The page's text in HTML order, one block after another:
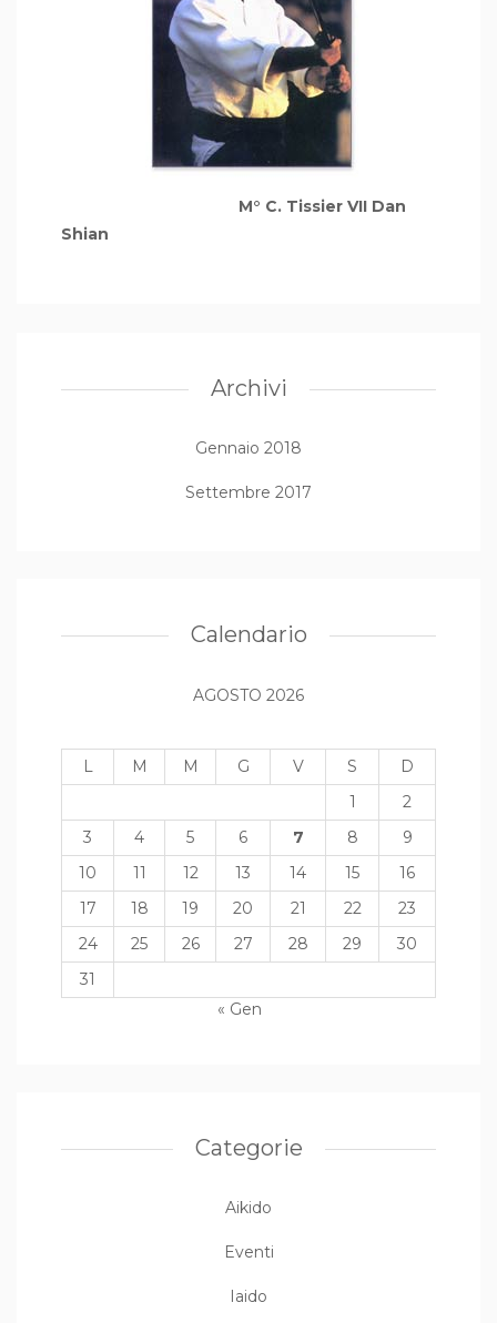
M° C. Tissier VII Dan
Shian
Archivi
Gennaio 2018
Settembre 2017
Calendario
AGOSTO 2026
L M M G V S
D
1
2
3
4 5 6 7 8
9
10
11 12 13 14 15
16
17
18 19 20 21 22
23
24
25 26 27 28 29
30
31
« Gen
Categorie
Aikido
Eventi
Iaido